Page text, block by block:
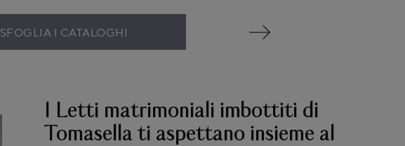
SFOGLIA I CATALOGHI
I Letti matrimoniali imbottiti di
Tomasella ti aspettano insieme al